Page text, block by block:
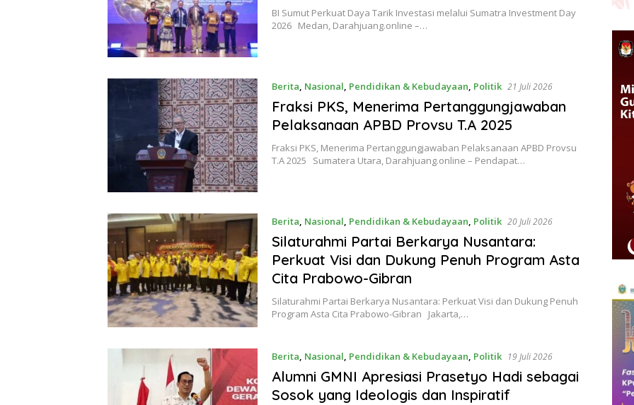
BI Sumut Perkuat Daya Tarik Investasi melalui Sumatra Investment Day
2026 Medan, Darahjuang.online –…
Berita, Nasional, Pendidikan & Kebudayaan, Politik 21 Juli 2026
Fraksi PKS, Menerima Pertanggungjawaban
Pelaksanaan APBD Provsu T.A 2025
Fraksi PKS, Menerima Pertanggungjawaban Pelaksanaan APBD Provsu
T.A 2025 Sumatera Utara, Darahjuang.online – Pendapat…
Berita, Nasional, Pendidikan & Kebudayaan, Politik 20 Juli 2026
Silaturahmi Partai Berkarya Nusantara:
Perkuat Visi dan Dukung Penuh Program Asta
Cita Prabowo-Gibran
Silaturahmi Partai Berkarya Nusantara: Perkuat Visi dan Dukung Penuh
Program Asta Cita Prabowo-Gibran Jakarta,…
Berita, Nasional, Pendidikan & Kebudayaan, Politik 19 Juli 2026
Alumni GMNI Apresiasi Prasetyo Hadi sebagai
Sosok yang Ideologis dan Inspiratif